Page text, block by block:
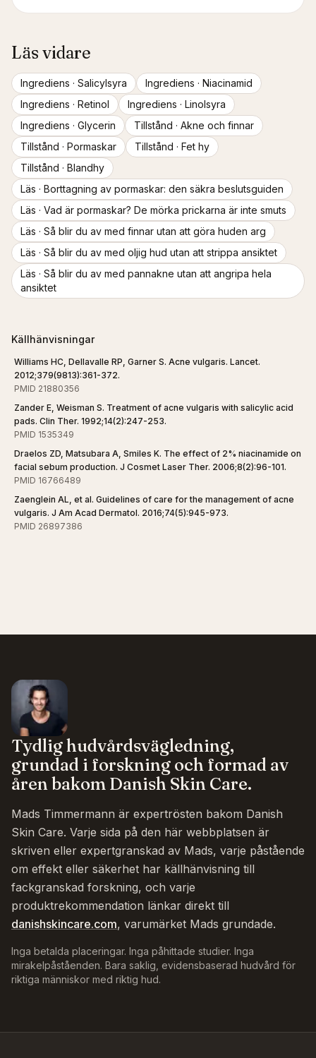
Läs vidare
Ingrediens · Salicylsyra Ingrediens · Niacinamid
Ingrediens · Retinol Ingrediens · Linolsyra
Ingrediens · Glycerin Tillstånd · Akne och finnar
Tillstånd · Pormaskar Tillstånd · Fet hy
Tillstånd · Blandhy
Läs · Borttagning av pormaskar: den säkra beslutsguiden
Läs · Vad är pormaskar? De mörka prickarna är inte smuts
Läs · Så blir du av med finnar utan att göra huden arg
Läs · Så blir du av med oljig hud utan att strippa ansiktet
Läs · Så blir du av med pannakne utan att angripa hela
ansiktet
Källhänvisningar
Williams HC, Dellavalle RP, Garner S. Acne vulgaris. Lancet.
2012;379(9813):361-372.
PMID 21880356
Zander E, Weisman S. Treatment of acne vulgaris with salicylic acid
pads. Clin Ther. 1992;14(2):247-253.
PMID 1535349
Draelos ZD, Matsubara A, Smiles K. The effect of 2% niacinamide on
facial sebum production. J Cosmet Laser Ther. 2006;8(2):96-101.
PMID 16766489
Zaenglein AL, et al. Guidelines of care for the management of acne
vulgaris. J Am Acad Dermatol. 2016;74(5):945-973.
PMID 26897386
Tydlig hudvårdsvägledning,
grundad i forskning och formad av
åren bakom Danish Skin Care.
Mads Timmermann är expertrösten bakom Danish
Skin Care. Varje sida på den här webbplatsen är
skriven eller expertgranskad av Mads, varje påstående
om effekt eller säkerhet har källhänvisning till
fackgranskad forskning, och varje
produktrekommendation länkar direkt till
danishskincare.com, varumärket Mads grundade.
Inga betalda placeringar. Inga påhittade studier. Inga
mirakelpåståenden. Bara saklig, evidensbaserad hudvård för
riktiga människor med riktig hud.